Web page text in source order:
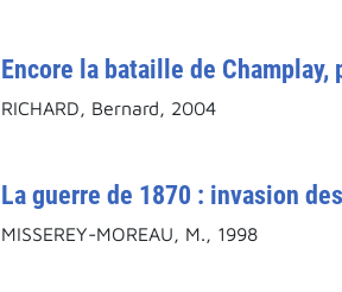
Encore la bataille de
RICHARD, Bernard, 2004
La guerre de 1870 : invasion
MISSEREY-MOREAU, M., 1998